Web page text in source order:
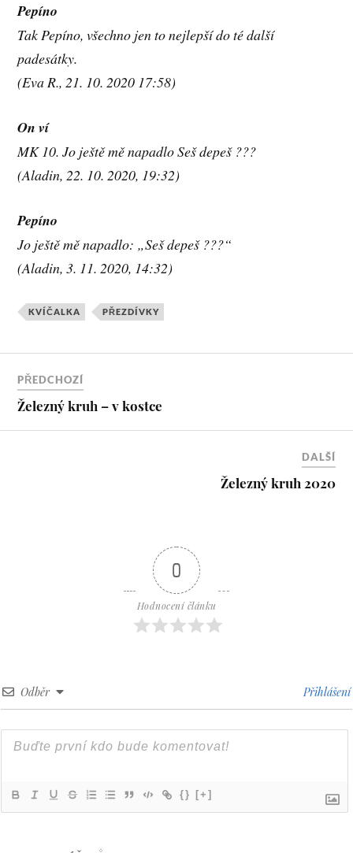
Pepíno
Tak Pepíno, všechno jen to nejlepší do té další
padesátky.
(Eva R., 21. 10. 2020 17:58)
On ví
MK 10. Jo ještě mě napadlo Seš depeš ???
(Aladin, 22. 10. 2020, 19:32)
Pepíno
Jo ještě mě napadlo: „Seš depeš ???“
(Aladin, 3. 11. 2020, 14:32)
KVÍČALKA PŘEZDÍVKY
PŘEDCHOZÍ
Železný kruh – v kostce
DALŠÍ
Železný kruh 2020
0
Hodnocení článku
Odběr Přihlášení
{} [+]